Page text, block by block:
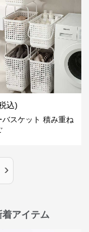
込)
バスケット 積み重ね
›
アイテム